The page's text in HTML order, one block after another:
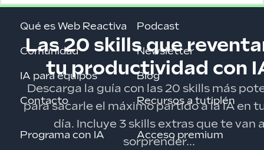
Las 20 skills que
tu productividad con
Descarga la guía con las 20 skills más
para sacarle el máximo partido a la IA en
día. Incluye 3 skills extras que te van
sorprender...
Qué es Web Reactiva
Comunidad
IA para equipos
Contacto
Podcast
Newsletter
Blog
Recursos a tutiplén
Programa con IA Acceso premium